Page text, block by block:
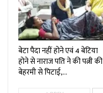
बेटा पैदा नहीं होने एवं 4 बेटिया
होने से नाराज पति ने की पत्नी की
बेहरमी से पिटाई,…